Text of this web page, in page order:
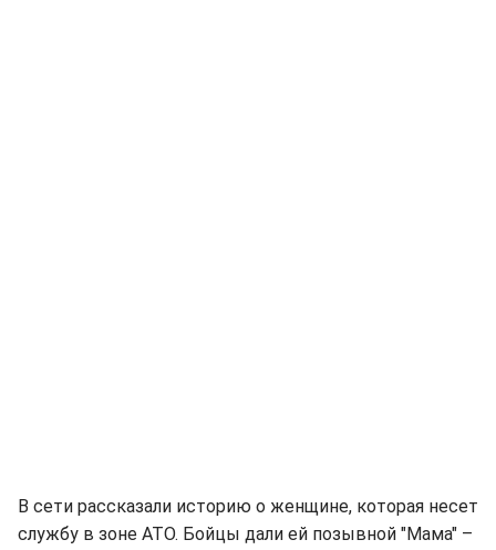
В сети рассказали историю о женщине, которая несет
службу в зоне АТО. Бойцы дали ей позывной "Мама" –